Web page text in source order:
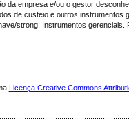
da empresa e/ou o gestor
de custeio e outros instrumentos
strong: Instrumentos
Licença Creative Commons